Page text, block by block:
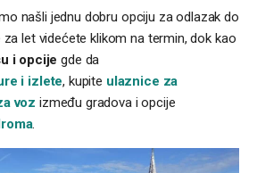
našli jednu dobru opciju za odlazak do
za let videćete klikom na termin, dok kao
i opcije gde da
i izlete, kupite ulaznice za
voz između gradova i opcije
.